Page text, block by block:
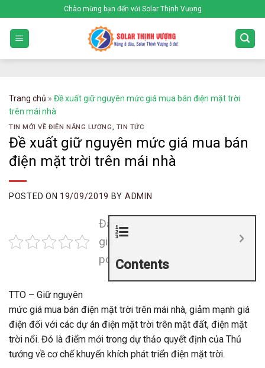
to
content
Chào mừng bạn đến với Solar Thịnh Vượng
Trang chủ » Đề xuất giữ nguyên mức giá mua bán điện mặt trời
trên mái nhà
TIN MỚI VỀ ĐIỆN NĂNG LƯỢNG, TIN TỨC
Đề xuất giữ nguyên mức giá mua bán
điện mặt trời trên mái nhà
POSTED ON 19/09/2019 BY ADMIN
Contents
Đánh
giá
post
TTO – Giữ nguyên
mức giá mua bán điện mặt trời trên mái nhà, giảm mạnh giá
điện đối với các dự án điện mặt trời trên mặt đất, điện mặt
trời nổi. Đó là điểm mới trong dự thảo quyết định của Thủ
tướng về cơ chế khuyến khích phát triển điện mặt trời.